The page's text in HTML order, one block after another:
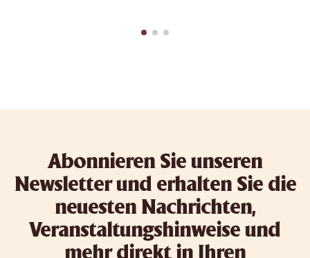
Abonnieren Sie unseren
Newsletter und erhalten Sie die
neuesten Nachrichten,
Veranstaltungshinweise und
mehr direkt in Ihren